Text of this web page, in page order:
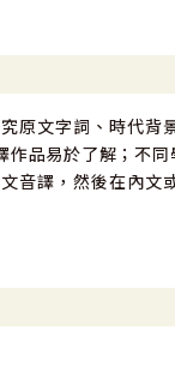
原文字詞、時代
品易於了解；不
音譯，然後在內文